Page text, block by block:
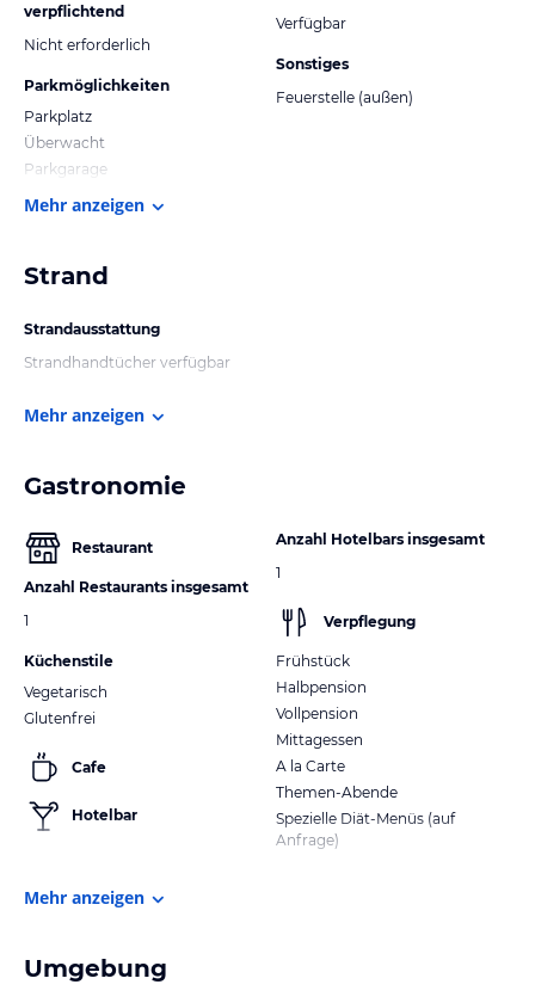
verpflichtend
Nicht erforderlich
Parkmöglichkeiten
Parkplatz
Überwacht
Parkgarage
Verfügbar
Sonstiges
Feuerstelle (außen)
Mehr anzeigen
Strand
Strandausstattung
Strandhandtücher verfügbar
Mehr anzeigen
Gastronomie
Restaurant
Anzahl Restaurants insgesamt
1
Küchenstile
Vegetarisch
Glutenfrei
Cafe
Hotelbar
Anzahl Hotelbars insgesamt
1
Verpflegung
Frühstück
Halbpension
Vollpension
Mittagessen
A la Carte
Themen-Abende
Spezielle Diät-Menüs (auf
Anfrage)
Mehr anzeigen
Umgebung